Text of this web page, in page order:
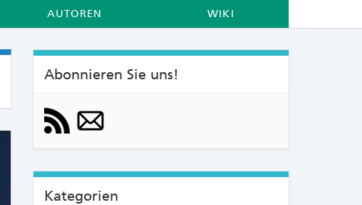
AUTOREN WIKI
COMMENTS:
Abonnieren Sie uns!
Kategorien